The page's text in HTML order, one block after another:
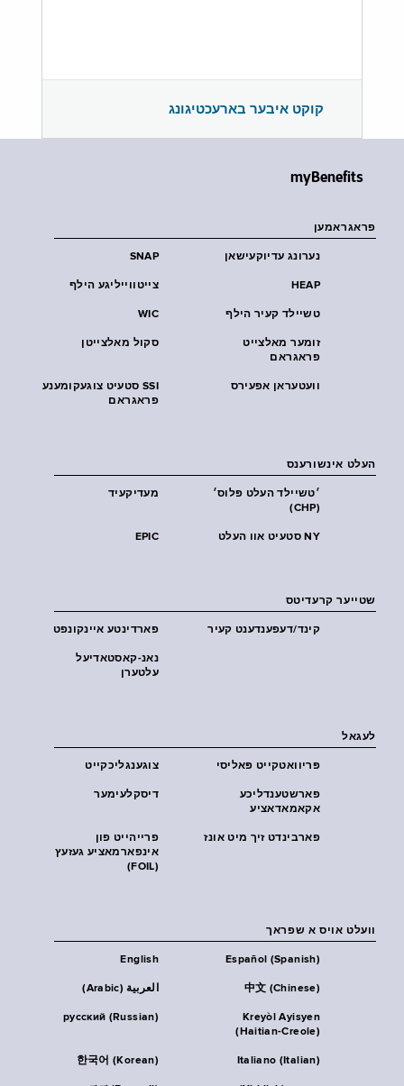
קוקט איבער בארעכטיגונג
myBenefits
פראגראמען
SNAP נערונג עדיוקעישאן
צייטווייליגע הילף HEAP
WIC טשיילד קעיר הילף
סקול מאלצייטן
זומער מאלצייט
פראגראם
SSI סטעיט צוגעקומענע
פראגראם
וועטעראן אפעירס
העלט אינשורענס
מעדיקעיד
׳טשיילד העלט פּלוס׳
(CHP)
EPIC NY סטעיט אוו העלט
שטייער קרעדיטס
פארדינטע איינקונפט קינד/דעפענדענט קעיר
נאנ-קאסטאדיעל
עלטערן
לעגאל
צוגענגליכקייט פּריוואטקייט פּאליסי
דיסקלעימער
פארשטענדליכע
אקאמאדאציע
פרייהייט פון
אינפארמאציע געזעץ
(FOIL)
פארבינדט זיך מיט אונז
וועלט אויס א שפראך
English Español (Spanish)
العربية (Arabic) 中文 (Chinese)
русский (Russian)
Kreyòl Ayisyen
(Haitian-Creole)
한국어 (Korean) Italiano (Italian)